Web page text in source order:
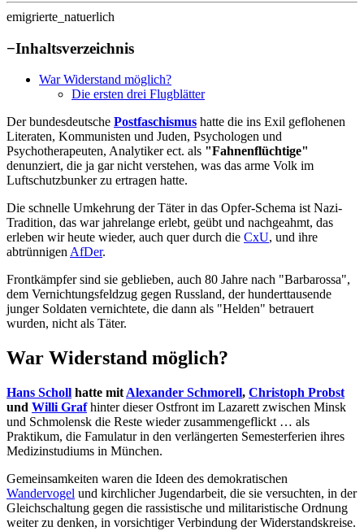
emigrierte_natuerlich
−Inhaltsverzeichnis
War Widerstand möglich?
Die ersten drei Flugblätter
Der bundesdeutsche Postfaschismus hatte die ins Exil geflohenen
Literaten, Kommunisten und Juden, Psychologen und
Psychotherapeuten, Analytiker ect. als "Fahnenflüchtige"
denunziert, die ja gar nicht verstehen, was das arme Volk im
Luftschutzbunker zu ertragen hatte.
Die schnelle Umkehrung der Täter in das Opfer-Schema ist Nazi-
Tradition, das war jahrelange erlebt, geübt und nachgeahmt, das
erleben wir heute wieder, auch quer durch die CxU, und ihre
abtrünnigenAfDer.
Frontkämpfer sind sie geblieben, auch 80 Jahre nach "Barbarossa",
dem Vernichtungsfeldzug gegen Russland, der hunderttausende
junger Soldaten vernichtete, die dann als "Helden" betrauert
wurden, nicht als Täter.
War Widerstand möglich?
Hans Scholl hatte mit Alexander Schmorell, Christoph Probst
und Willi Grafhinter dieser Ostfront im Lazarett zwischen Minsk
und Schmolensk die Reste wieder zusammengeflickt … als
Praktikum, die Famulatur in den verlängerten Semesterferien ihres
Medizinstudiums in München.
Gemeinsamkeiten waren die Ideen des demokratischen
Wandervogel und kirchlicher Jugendarbeit, die sie versuchten, in der
Gleichschaltung gegen die rassistische und militaristische Ordnung
weiter zu denken, in vorsichtiger Verbindung der Widerstandskreise.